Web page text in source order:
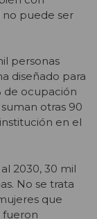
no puede ser
personas
diseñado para
de ocupación
suman otras 90
en el
2030, 30 mil
No se trata
que
fueron